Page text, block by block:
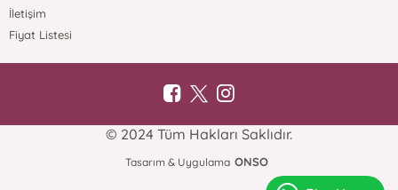
İletişim
Fiyat Listesi
© 2024 Tüm Hakları Saklıdır.
Tasarım & Uygulama ONSO